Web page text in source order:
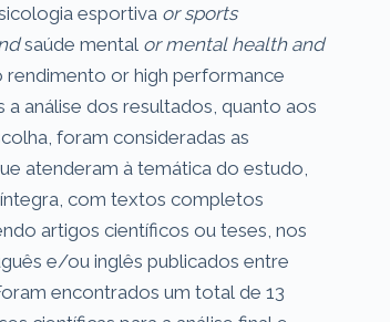
esportiva or sports
saúde mental or mental health and
rendimento or high performance
a análise dos resultados, quanto aos
foram consideradas as
atenderam à temática do estudo,
com textos completos
artigos científicos ou teses, nos
e/ou inglês publicados entre
encontrados um total de 13